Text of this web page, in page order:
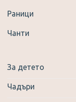
Раници
Чанти
За детето
Чадъри